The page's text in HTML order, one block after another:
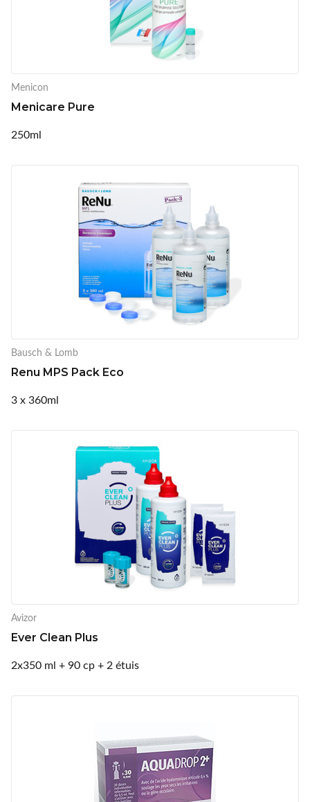
Menicon
Menicare Pure
250ml
Bausch & Lomb
Renu MPS Pack Eco
3 x 360ml
Avizor
Ever Clean Plus
2x350 ml + 90 cp + 2 étuis